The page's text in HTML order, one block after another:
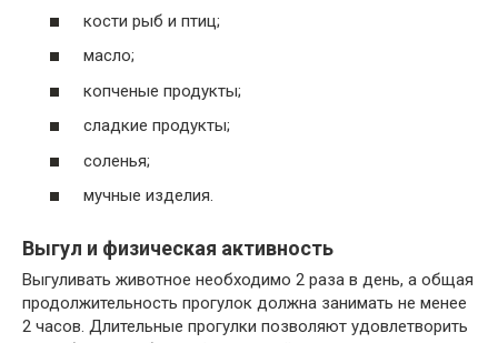
кости рыб и птиц;
масло;
копченые продукты;
сладкие продукты;
соленья;
мучные изделия.
Выгул и физическая активность
Выгуливать животное необходимо 2 раза в день, а общая
продолжительность прогулок должна занимать не менее
2 часов. Длительные прогулки позволяют удовлетворить